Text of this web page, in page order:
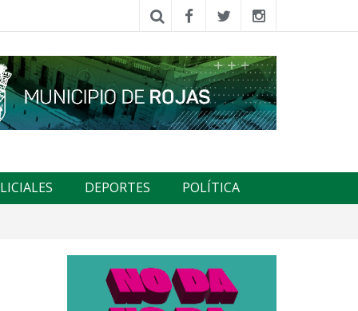
DEPORTES POLÍTICA